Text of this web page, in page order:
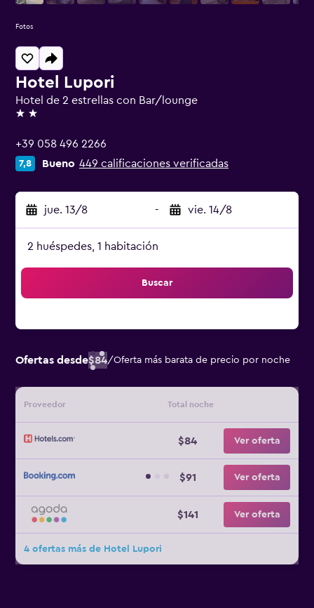
Hotel Lupori
Hotel de 2 estrellas con Bar/lounge
2 estrellas
+39 058 496 2266
7,8 Bueno 449 calificaciones verificadas
jue. 13/8 - vie. 14/8
2 huéspedes, 1 habitación
Buscar
Ofertas desde$84/Oferta más barata de precio por noche
Proveedor Total noche
$84 Ver oferta
$91 Ver oferta
$141 Ver oferta
4 ofertas más de Hotel Lupori
Fotos